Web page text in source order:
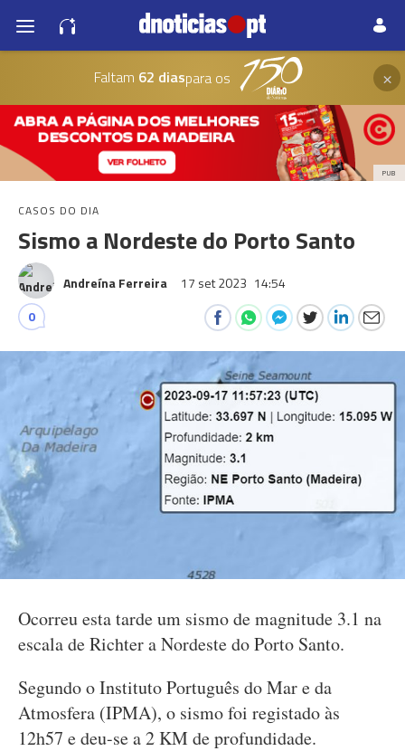
Faltam 62 diaspara os ×
PUB
CASOS DO DIA
Sismo a Nordeste do Porto Santo
Andreína Ferreira 17 set 2023 14:54
0
Ocorreu esta tarde um sismo de magnitude 3.1 na
escala de Richter a Nordeste do Porto Santo.
Segundo o Instituto Português do Mar e da
Atmosfera (IPMA), o sismo foi registado às
12h57 e deu-se a 2 KM de profundidade.